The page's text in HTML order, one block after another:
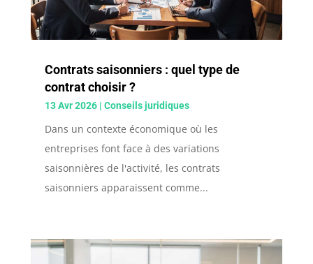
Contrats saisonniers : quel type de
contrat choisir ?
13 Avr 2026| Conseils juridiques
Dans un contexte économique où les
entreprises font face à des variations
saisonnières de l'activité, les contrats
saisonniers apparaissent comme...